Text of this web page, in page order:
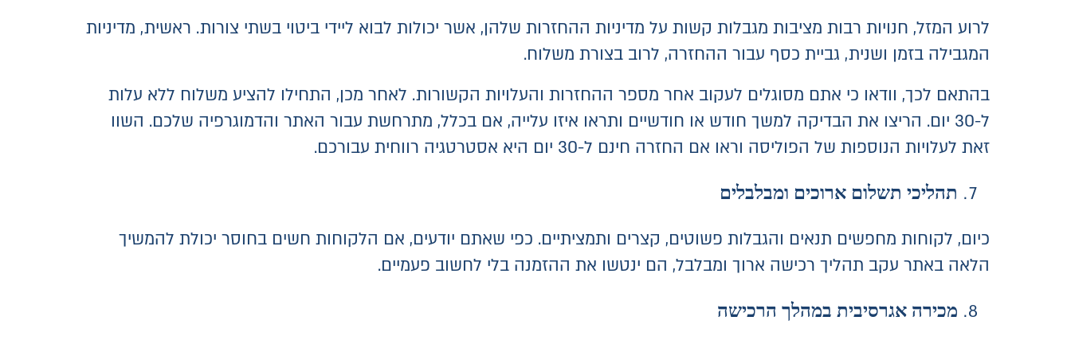
לרוע המזל, חנויות רבות מציבות מגבלות קשות על מדיניות ההחזרות שלהן, אשר יכולות לבוא ליידי ביטוי בשתי צורות. ראשית, מדיניות
המגבילה בזמן ושנית, גביית כסף עבור ההחזרה, לרוב בצורת משלוח.
בהתאם לכך, וודאו כי אתם מסוגלים לעקוב אחר מספר ההחזרות והעלויות הקשורות. לאחר מכן, התחילו להציע משלוח ללא עלות
ל-30 יום. הריצו את הבדיקה למשך חודש או חודשיים ותראו איזו עלייה, אם בכלל, מתרחשת עבור האתר והדמוגרפיה שלכם. השוו
זאת לעלויות הנוספות של הפוליסה וראו אם ​​החזרה חינם ל-30 יום היא אסטרטגיה רווחית עבורכם.
תהליכי תשלום ארוכים ומבלבלים
כיום, לקוחות מחפשים תנאים והגבלות פשוטים, קצרים ותמציתיים. כפי שאתם יודעים, אם הלקוחות חשים בחוסר יכולת להמשיך
הלאה באתר עקב תהליך רכישה ארוך ומבלבל, הם ינטשו את ההזמנה בלי לחשוב פעמיים.
מכירה אגרסיבית במהלך הרכישה